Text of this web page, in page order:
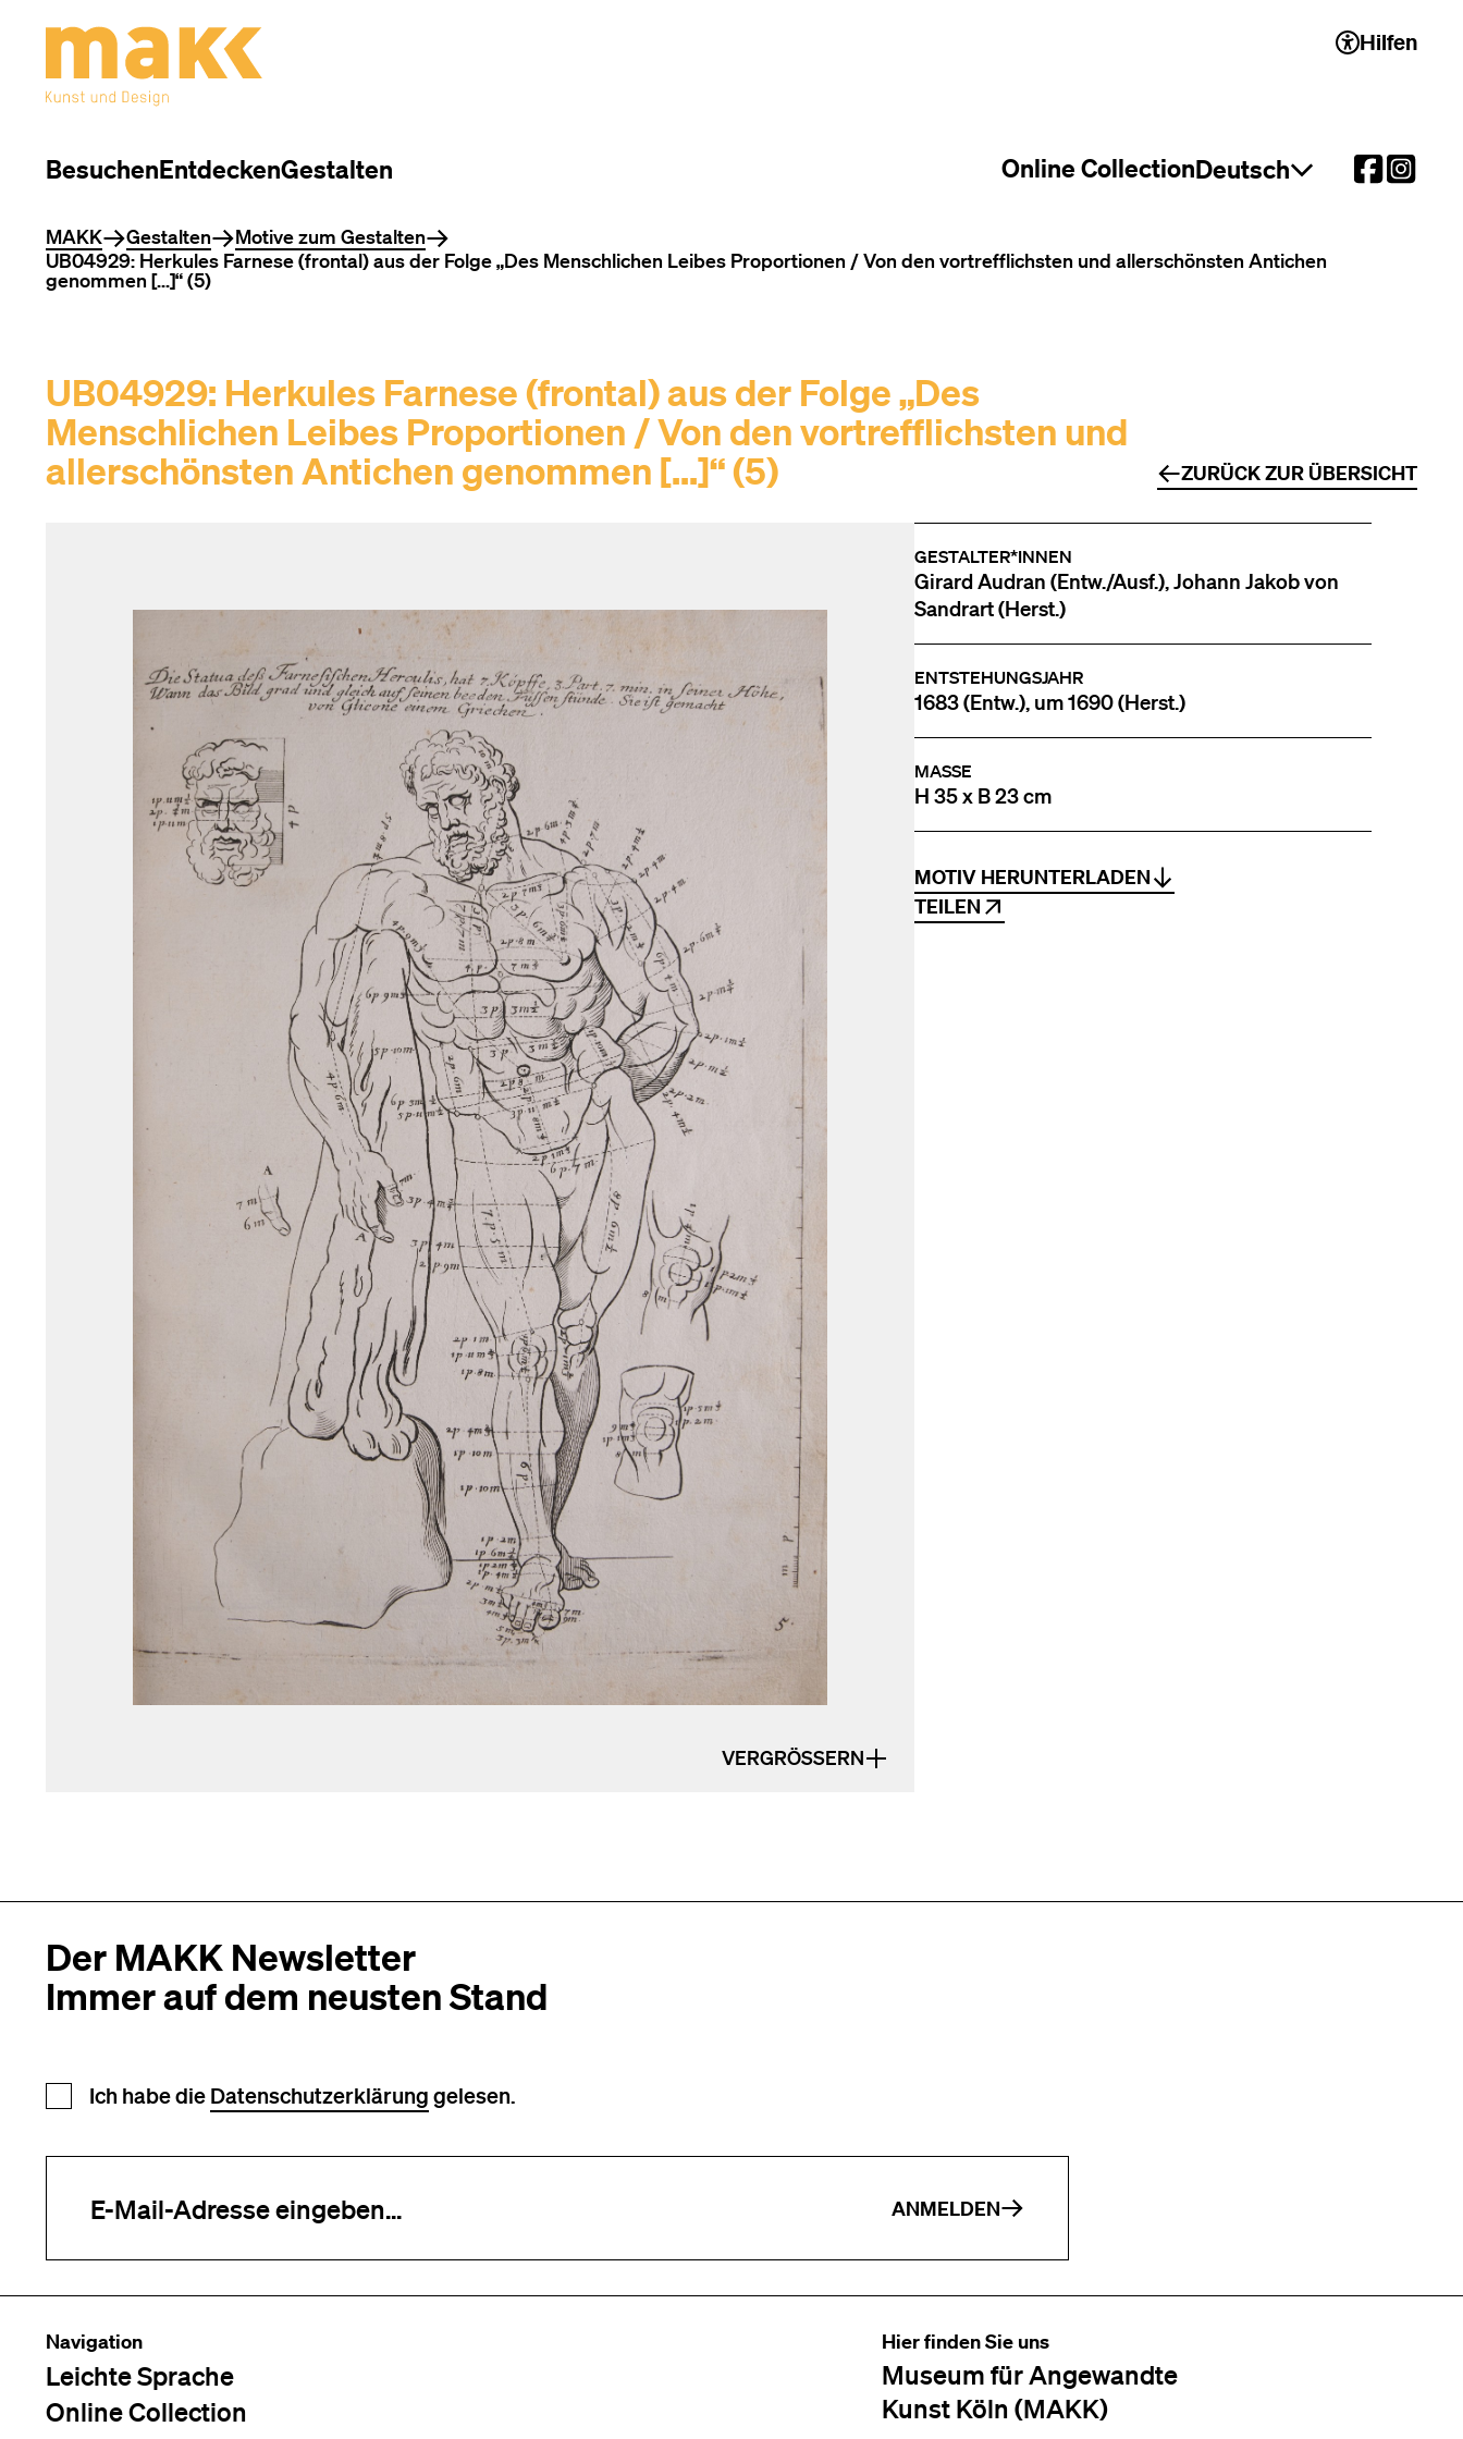
Hilfen
BesuchenEntdeckenGestalten Online CollectionSprachauswahl öffnen
Deutsch
Sie befinden sich hier
MAKK Gestalten
Motive zum Gestalten
UB04929: Herkules Farnese (frontal) aus der Folge „Des Menschlichen Leibes Proportionen / Von den vortrefflichsten und allerschönsten Antichen
genommen [...]“ (5)
UB04929: Herkules Farnese (frontal) aus der Folge „Des
Menschlichen Leibes Proportionen / Von den vortrefflichsten und
allerschönsten Antichen genommen [...]“ (5)
ZURÜCK ZUR ÜBERSICHT
VERGRÖSSERN
GESTALTER*INNEN
Girard Audran (Entw./Ausf.), Johann Jakob von
Sandrart (Herst.)
ENTSTEHUNGSJAHR
1683 (Entw.), um 1690 (Herst.)
MASSE
H 35 x B 23 cm
MOTIV HERUNTERLADEN
TEILEN
Der MAKK Newsletter
Immer auf dem neusten Stand
Newsletter Anmeldung
Ich habe die Datenschutzerklärung gelesen.
ANMELDEN
Navigation
Leichte Sprache
Online Collection
Hier finden Sie uns
Museum für Angewandte
Kunst Köln (MAKK)